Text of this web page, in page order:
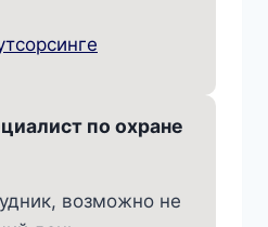
по охране
возможно не